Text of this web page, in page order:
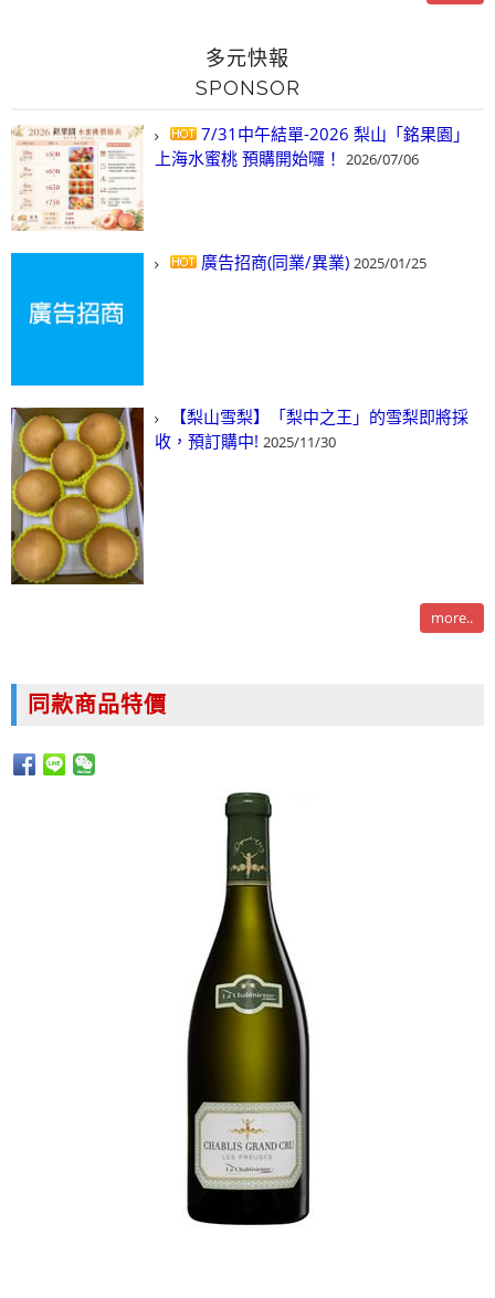
多元快報
SPONSOR
7/31中午結單-2026 梨山「銘果園」
上海水蜜桃 預購開始囉！ 2026/07/06
廣告招商(同業/異業) 2025/01/25
【梨山雪梨】「梨中之王」的雪梨即將採
收，預訂購中! 2025/11/30
more..
同款商品特價